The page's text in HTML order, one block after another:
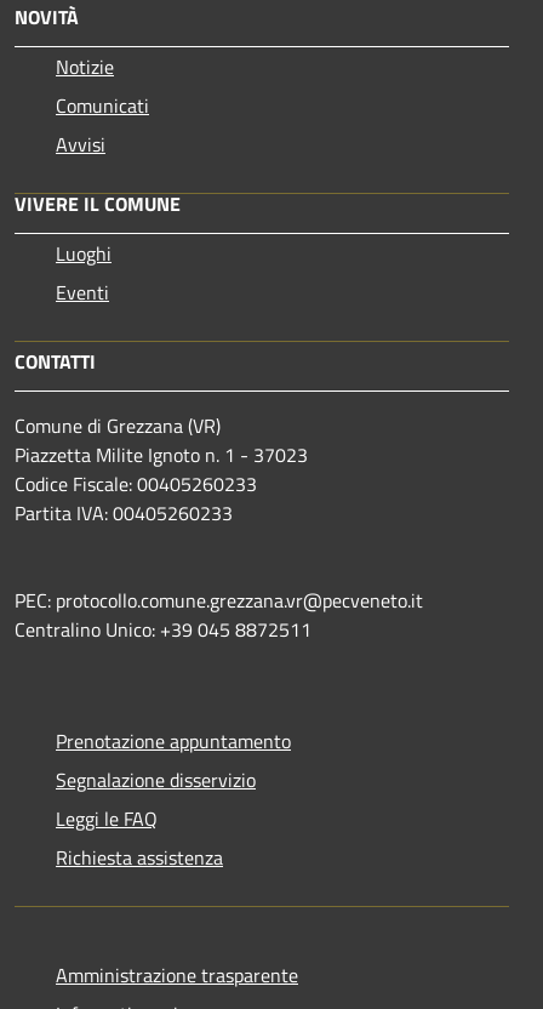
NOVITÀ
Notizie
Comunicati
Avvisi
VIVERE IL COMUNE
Luoghi
Eventi
CONTATTI
Comune di Grezzana (VR)
Piazzetta Milite Ignoto n. 1 - 37023
Codice Fiscale: 00405260233
Partita IVA: 00405260233
PEC: protocollo.comune.grezzana.vr@pecveneto.it
Centralino Unico: +39 045 8872511
Prenotazione appuntamento
Segnalazione disservizio
Leggi le FAQ
Richiesta assistenza
Amministrazione trasparente